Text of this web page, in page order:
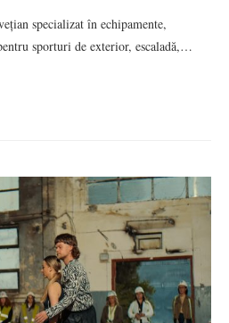
specializat în echipamente,
sporturi de exterior, escaladă,…